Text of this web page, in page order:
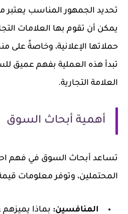
تحديد الجمهور المناسب يعتبر
يمكن أن تقوم بها العلامات
حملاتها الإعلانية، وخاصةً
تبدأ هذه العملية بفهم عميق
العلامة التجارية.
أهمية أبحاث السوق
تساعد أبحاث السوق في فهم
المحتملين، وتوفر معلومات
المنافسين: بماذا